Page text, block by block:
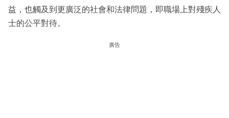
益，也觸及到更廣泛的社會和法律問題，即職場上對殘疾人
士的公平對待。
廣告